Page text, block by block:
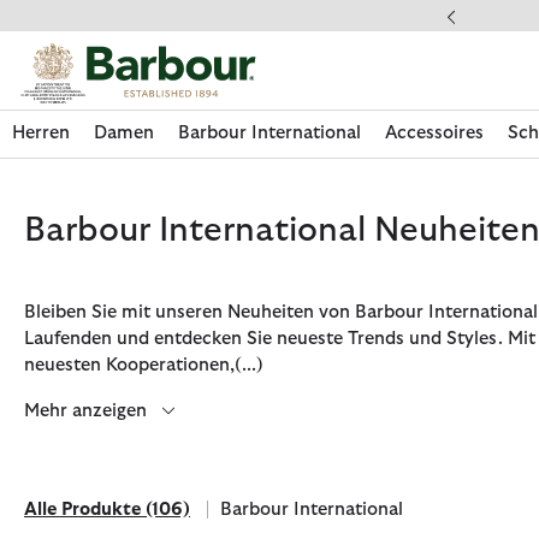
Klicken Sie hier, um unsere Barrierefreiheitserklärung
Herren
Jetzt shoppen
Damen
Jetzt shoppen
Barbour International
Jetzt shoppen
Accessoires
Jetzt shoppen
Schuhe entdecken
Jetzt shoppen
Sale | Jetzt shoppen
Paul Smith Loves Barbour entdecken
Pflegesets entdecken
Barbour International Neuheiten
Bleiben Sie mit unseren Neuheiten von Barbour
Laufenden und entdecken Sie neueste Trends und Styles.
neuesten Kooperationen,(...)
Mehr anzeigen
Alle Produkte (106)
Barbour International